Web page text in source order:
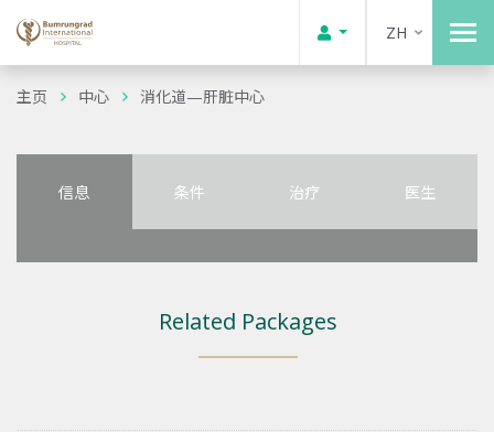
ZH
主页 中心 消化道—肝脏中心
信息 条件 治疗 医生
Related Packages